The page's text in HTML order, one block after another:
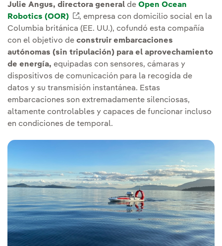
Julie Angus, directora general de Open Ocean
Robotics (OOR)
Enlace externo, se abre en ventana
, empresa con domicilio social en la
Columbia británica (EE. UU.), cofundó esta compañía
con el objetivo de construir embarcaciones
autónomas (sin tripulación) para el aprovechamiento
de energía, equipadas con sensores, cámaras y
dispositivos de comunicación para la recogida de
datos y su transmisión instantánea. Estas
embarcaciones son extremadamente silenciosas,
altamente controlables y capaces de funcionar incluso
en condiciones de temporal.